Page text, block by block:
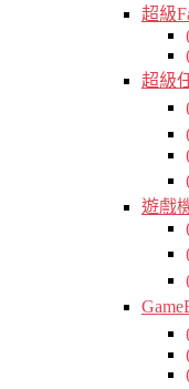
超級
超級
遊戲